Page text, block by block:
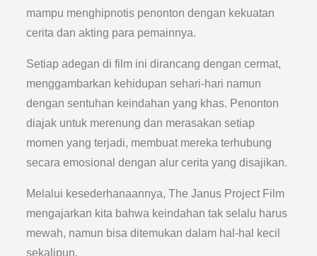
mampu menghipnotis penonton dengan kekuatan
cerita dan akting para pemainnya.
Setiap adegan di film ini dirancang dengan cermat,
menggambarkan kehidupan sehari-hari namun
dengan sentuhan keindahan yang khas. Penonton
diajak untuk merenung dan merasakan setiap
momen yang terjadi, membuat mereka terhubung
secara emosional dengan alur cerita yang disajikan.
Melalui kesederhanaannya, The Janus Project Film
mengajarkan kita bahwa keindahan tak selalu harus
mewah, namun bisa ditemukan dalam hal-hal kecil
sekalipun.